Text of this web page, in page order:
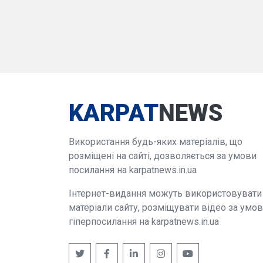
KARPATNEWS
Використання будь-яких матеріалів, що
розміщені на сайті, дозволяється за умови
посилання на karpatnews.in.ua
Інтернет-видання можуть використовувати
матеріали сайту, розміщувати відео за
гіперпосилання на karpatnews.in.ua